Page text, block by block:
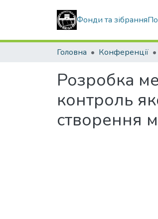
Фонди та зібрання
Головна Конференції
Розробка
контроль
створення